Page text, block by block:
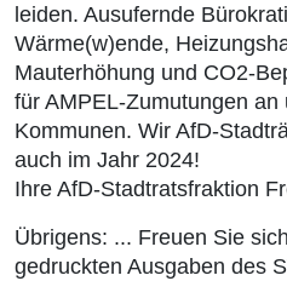
leiden. Ausufernde
Wärme(w)ende,
Mauterhöhung und CO2-
für AMPEL-Zumutungen an
Kommunen. Wir AfD-
auch im Jahr 2024!
Ihre AfD-Stadtratsfraktion
Übrigens: ... Freuen Sie
gedruckten Ausgaben des